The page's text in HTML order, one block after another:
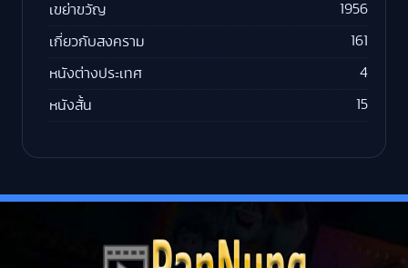
เขย่าขวัญ 1956
เกี่ยวกับสงคราม 161
หนังต่างประเทศ 4
หนังสั้น 15